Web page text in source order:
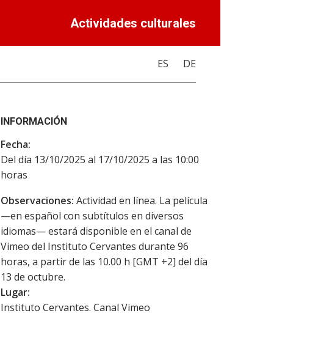
Actividades culturales
ES DE
INFORMACIÓN
Fecha:
Del día 13/10/2025 al 17/10/2025 a las 10:00
horas
Observaciones: Actividad en línea. La película
—en español con subtítulos en diversos
idiomas— estará disponible en el canal de
Vimeo del Instituto Cervantes durante 96
horas, a partir de las 10.00 h [GMT +2] del día
13 de octubre.
Lugar:
Instituto Cervantes. Canal Vimeo